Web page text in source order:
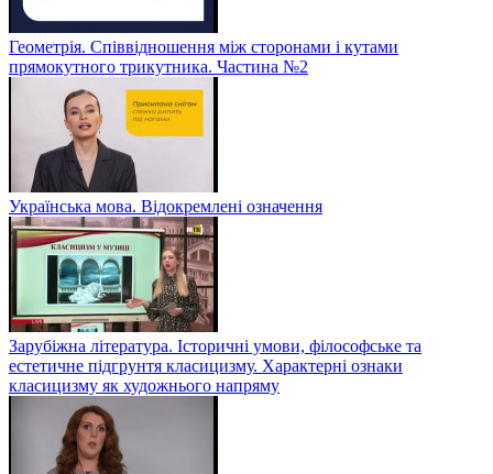
Геометрія. Співвідношення між сторонами і кутами
прямокутного трикутника. Частина №2
Українська мова. Відокремлені означення
Зарубіжна література. Історичні умови, філософське та
естетичне підгрунтя класицизму. Характерні ознаки
класицизму як художнього напряму